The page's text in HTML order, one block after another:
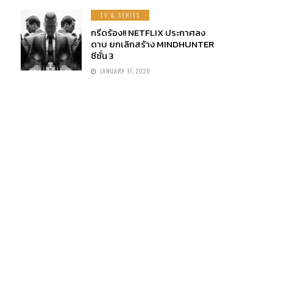
TV & SERIES
กรีดร้อง!! NETFLIX ประกาศลง
ดาบ ยกเลิกสร้าง MINDHUNTER
ซีซั่น 3
JANUARY 17, 2020